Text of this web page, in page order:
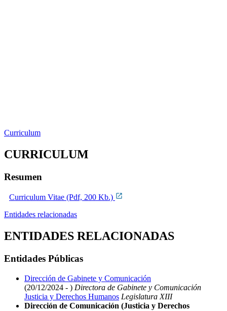
Curriculum
CURRICULUM
Resumen
Curriculum Vitae (Pdf, 200 Kb.)
Entidades relacionadas
ENTIDADES RELACIONADAS
Entidades Públicas
Dirección de Gabinete y Comunicación
(20/12/2024 - ) Directora de Gabinete y Comunicación
Justicia y Derechos Humanos Legislatura XIII
Dirección de Comunicación (Justicia y Derechos